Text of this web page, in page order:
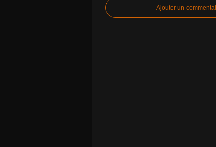
Ajouter un